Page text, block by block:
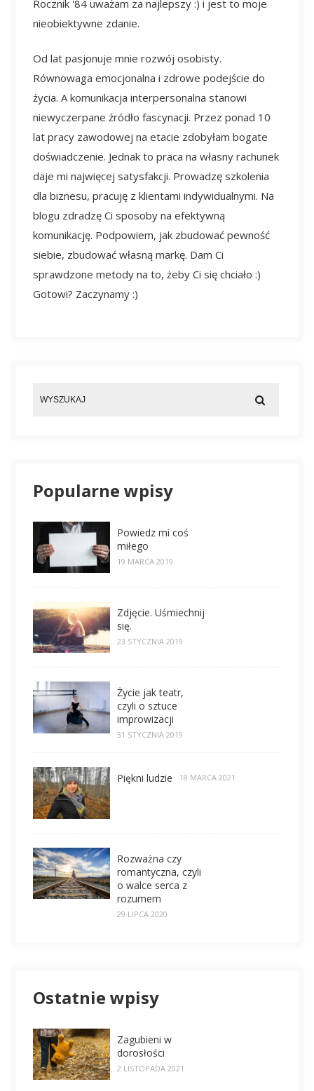
Rocznik '84 uważam za najlepszy :) i jest to moje
nieobiektywne zdanie.
Od lat pasjonuje mnie rozwój osobisty.
Równowaga emocjonalna i zdrowe podejście do
życia. A komunikacja interpersonalna stanowi
niewyczerpane źródło fascynacji. Przez ponad 10
lat pracy zawodowej na etacie zdobyłam bogate
doświadczenie. Jednak to praca na własny rachunek
daje mi najwięcej satysfakcji. Prowadzę szkolenia
dla biznesu, pracuję z klientami indywidualnymi. Na
blogu zdradzę Ci sposoby na efektywną
komunikację. Podpowiem, jak zbudować pewność
siebie, zbudować własną markę. Dam Ci
sprawdzone metody na to, żeby Ci się chciało :)
Gotowi? Zaczynamy :)
Popularne wpisy
Powiedz mi coś
miłego
19 MARCA 2019
Zdjęcie. Uśmiechnij
się.
23 STYCZNIA 2019
Życie jak teatr,
czyli o sztuce
improwizacji
31 STYCZNIA 2019
Piękni ludzie 18 MARCA 2021
Rozważna czy
romantyczna, czyli
o walce serca z
rozumem
29 LIPCA 2020
Ostatnie wpisy
Zagubieni w
dorosłości
2 LISTOPADA 2021